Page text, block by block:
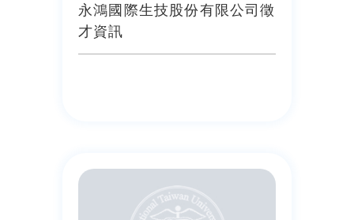
永鴻國際生技股份有限公司徵
才資訊